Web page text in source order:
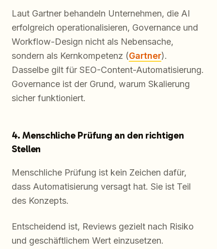
Laut Gartner behandeln Unternehmen, die AI
erfolgreich operationalisieren, Governance und
Workflow-Design nicht als Nebensache,
sondern als Kernkompetenz (Gartner).
Dasselbe gilt für SEO-Content-Automatisierung.
Governance ist der Grund, warum Skalierung
sicher funktioniert.
4. Menschliche Prüfung an den richtigen
Stellen
Menschliche Prüfung ist kein Zeichen dafür,
dass Automatisierung versagt hat. Sie ist Teil
des Konzepts.
Entscheidend ist, Reviews gezielt nach Risiko
und geschäftlichem Wert einzusetzen.